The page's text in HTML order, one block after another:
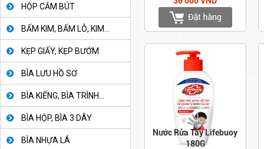
HỘP CẮM BÚT
BẤM KIM, BẤM LỖ, KIM...
KẸP GIẤY, KẸP BƯỚM
BÌA LƯU HỒ SƠ
BÌA KIẾNG, BÌA TRÌNH...
BÌA HỘP, BÌA 3 DÂY
BÌA NHỰA LÁ
Nước Rửa Tay Lifebuoy
180G